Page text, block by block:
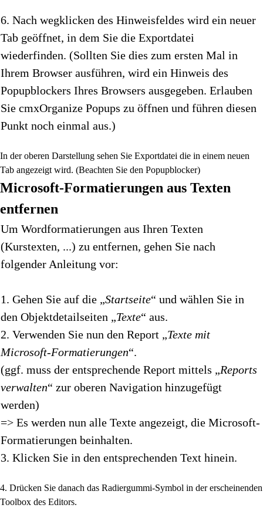
6. Nach wegklicken des Hinweisfeldes wird ein neuer
Tab geöffnet, in dem Sie die Exportdatei
wiederfinden. (Sollten Sie dies zum ersten Mal in
Ihrem Browser ausführen, wird ein Hinweis des
Popupblockers Ihres Browsers ausgegeben. Erlauben
Sie cmxOrganize Popups zu öffnen und führen diesen
Punkt noch einmal aus.)
In der oberen Darstellung sehen Sie Exportdatei die in einem neuen
Tab angezeigt wird. (Beachten Sie den Popupblocker)
Microsoft-Formatierungen aus Texten
entfernen
Um Wordformatierungen aus Ihren Texten
(Kurstexten, ...) zu entfernen, gehen Sie nach
folgender Anleitung vor:
1. Gehen Sie auf die „Startseite“ und wählen Sie in
den Objektdetailseiten „Texte“ aus.
2. Verwenden Sie nun den Report „Texte mit
Microsoft-Formatierungen“.
(ggf. muss der entsprechende Report mittels „Reports
verwalten“ zur oberen Navigation hinzugefügt
werden)
=> Es werden nun alle Texte angezeigt, die Microsoft-
Formatierungen beinhalten.
3. Klicken Sie in den entsprechenden Text hinein.
4. Drücken Sie danach das Radiergummi-Symbol in der erscheinenden
Toolbox des Editors.